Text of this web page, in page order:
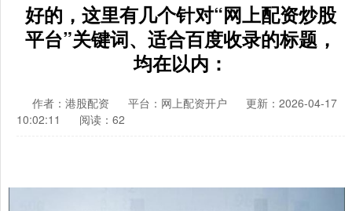
好的，这里有几个针对“网上配资炒股
平台”关键词、适合百度收录的标题，
均在以内：
作者：港股配资 平台：网上配资开户
更新：2026-04-17
10:02:11
阅读：62